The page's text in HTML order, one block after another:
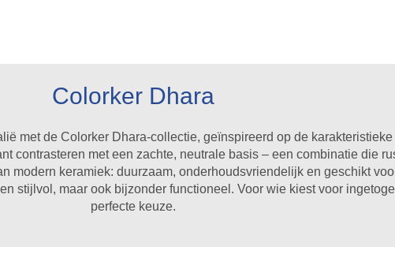
Colorker Dhara
met de Colorker Dhara-collectie, geïnspireerd op de
contrasteren met een zachte, neutrale basis – een combinatie die
modern keramiek: duurzaam, onderhoudsvriendelijk en geschikt
stijlvol, maar ook bijzonder functioneel. Voor wie kiest voor
perfecte keuze.